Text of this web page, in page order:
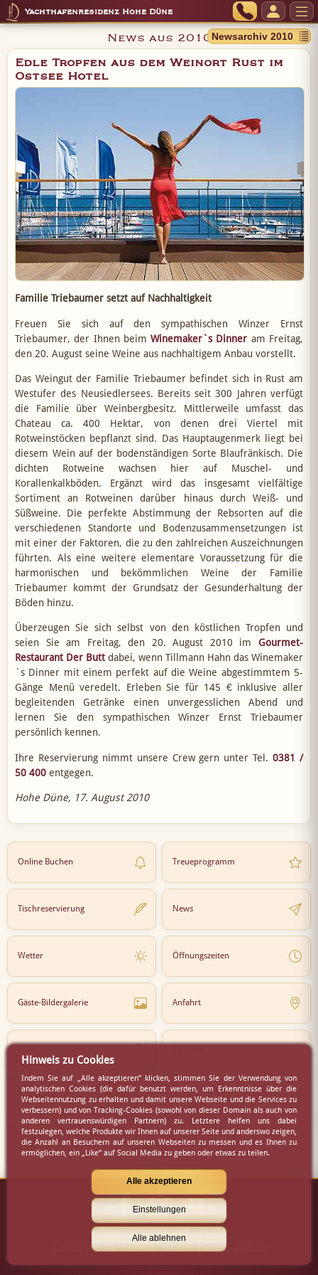
Yachthafenresidenz Hohe Düne
News aus 2010
Edle Tropfen aus dem Weinort Rust im
Ostsee Hotel
Familie Triebaumer setzt auf Nachhaltigkeit
Freuen Sie sich auf den sympathischen Winzer Ernst
Triebaumer, der Ihnen beimWinemaker`s Dinner am Freitag,
den 20. August seine Weine aus nachhaltigem Anbau vorstellt.
Das Weingut der Familie Triebaumer befindet sich in Rust am
Westufer des Neusiedlersees. Bereits seit 300 Jahren verfügt
die Familie über Weinbergbesitz. Mittlerweile umfasst das
Chateau ca. 400 Hektar, von denen drei Viertel mit
Rotweinstöcken bepflanzt sind. Das Hauptaugenmerk liegt bei
diesem Wein auf der bodenständigen Sorte Blaufränkisch. Die
dichten Rotweine wachsen hier auf Muschel- und
Korallenkalkböden. Ergänzt wird das insgesamt vielfältige
Sortiment an Rotweinen darüber hinaus durch Weiß- und
Süßweine. Die perfekte Abstimmung der Rebsorten auf die
verschiedenen Standorte und Bodenzusammensetzungen ist
mit einer der Faktoren, die zu den zahlreichen Auszeichnungen
führten. Als eine weitere elementare Voraussetzung für die
harmonischen und bekömmlichen Weine der Familie
Triebaumer kommt der Grundsatz der Gesunderhaltung der
Böden hinzu.
Überzeugen Sie sich selbst von den köstlichen Tropfen und
seien Sie am Freitag, den 20. August 2010 im Gourmet-
Restaurant Der Butt dabei, wenn Tillmann Hahn das Winemaker
´s Dinner mit einem perfekt auf die Weine abgestimmtem 5-
Gänge Menü veredelt. Erleben Sie für 145 € inklusive aller
begleitenden Getränke einen unvergesslichen Abend und
lernen Sie den sympathischen Winzer Ernst Triebaumer
persönlich kennen.
Ihre Reservierung nimmt unsere Crew gern unter Tel.0381 /
50 400 entgegen.
Hohe Düne, 17. August 2010
Online Buchen Treueprogramm
Tischreservierung News
Wetter Öffnungszeiten
Gäste-Bildergalerie Anfahrt
Newsletter Partner
Virtueller Rundgang Presse
Kontakt|Impressum|AGB
Datenschutz|Sitemap|zur Desktop-Website
Hinweis zu Cookies
Indem Sie auf „Alle akzeptieren” klicken, stimmen Sie der Verwendung von
analytischen Cookies (die dafür benutzt werden, um Erkenntnisse über die
Webseitennutzung zu erhalten und damit unsere Webseite und die Services zu
verbessern) und von Tracking-Cookies (sowohl von dieser Domain als auch von
anderen vertrauenswürdigen Partnern) zu. Letztere helfen uns dabei
festzulegen, welche Produkte wir Ihnen auf unserer Seite und anderswo zeigen,
die Anzahl an Besuchern auf unseren Webseiten zu messen und es Ihnen zu
ermöglichen, ein „Like“ auf Social Media zu geben oder etwas zu teilen.
Alle akzeptieren
Einstellungen
Alle ablehnen